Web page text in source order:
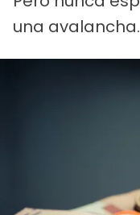
una avalancha.